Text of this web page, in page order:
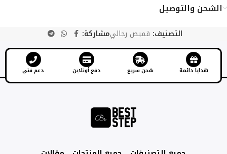
الشحن والتوصيل
التصنيف: قميص رجاليمشاركة:
هدايا دائمة شحن سريع دفع أونلاين دعم فني